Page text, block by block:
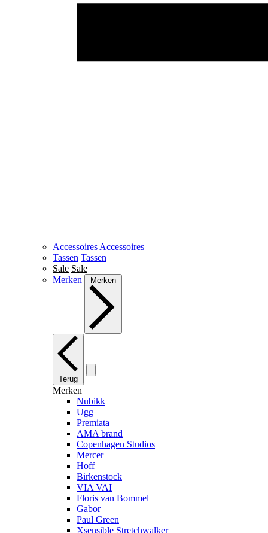
Accessoires Accessoires
Tassen Tassen
Sale Sale
Merken
Merken
Terug
Merken
Nubikk
Ugg
Premiata
AMA brand
Copenhagen Studios
Mercer
Hoff
Birkenstock
VIA VAI
Floris van Bommel
Gabor
Paul Green
Xsensible Stretchwalker